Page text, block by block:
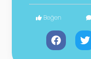
Beğen